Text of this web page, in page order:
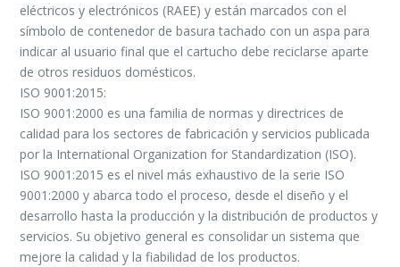
eléctricos y electrónicos (RAEE) y están marcados con el
símbolo de contenedor de basura tachado con un aspa para
indicar al usuario final que el cartucho debe reciclarse aparte
de otros residuos domésticos.
ISO 9001:2015:
ISO 9001:2000 es una familia de normas y directrices de
calidad para los sectores de fabricación y servicios publicada
por la International Organization for Standardization (ISO).
ISO 9001:2015 es el nivel más exhaustivo de la serie ISO
9001:2000 y abarca todo el proceso, desde el diseño y el
desarrollo hasta la producción y la distribución de productos y
servicios. Su objetivo general es consolidar un sistema que
mejore la calidad y la fiabilidad de los productos.